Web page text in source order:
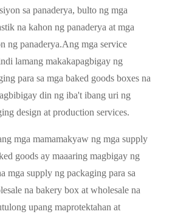
sa panaderya, bulto ng mga
na kahon ng panaderya at mga
ng panaderya.Ang mga service
lamang makakapagbigay ng
para sa mga baked goods boxes na
din ng iba't ibang uri ng
design at production services.
mga mamamakyaw ng mga supply
goods ay maaaring magbigay ng
mga supply ng packaging para sa
na bakery box at wholesale na
upang maprotektahan at